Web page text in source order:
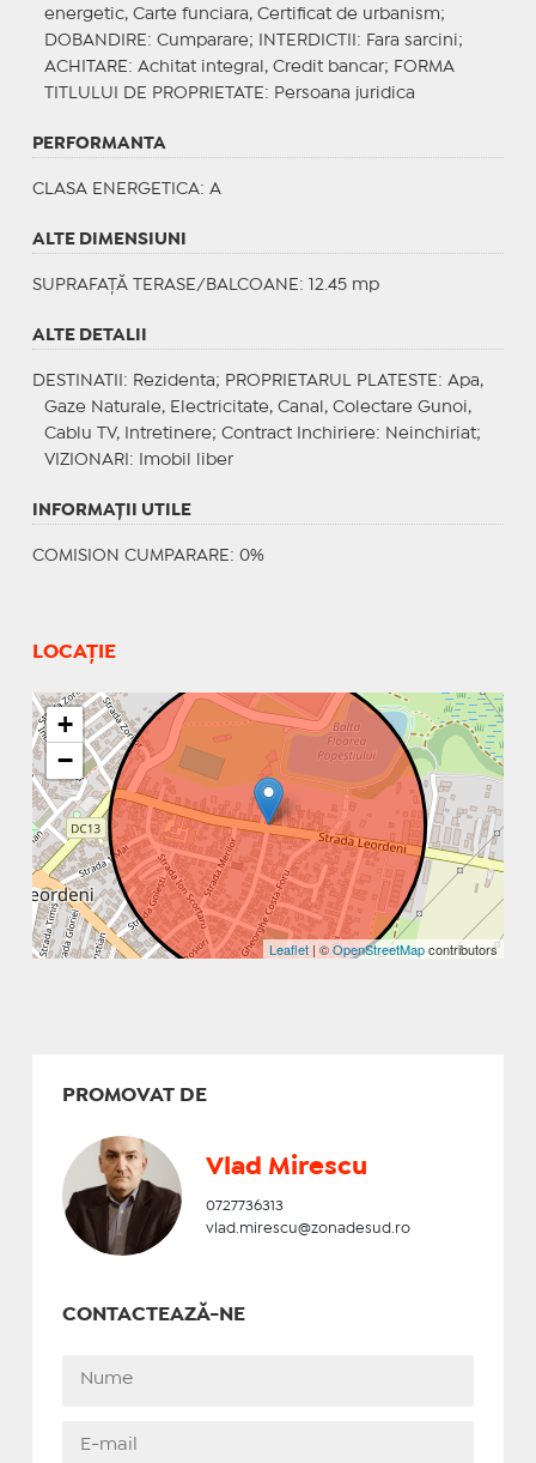
energetic, Carte funciara, Certificat de urbanism;
DOBANDIRE : Cumparare; INTERDICTII : Fara sarcini;
ACHITARE : Achitat integral, Credit bancar; FORMA
TITLULUI DE PROPRIETATE : Persoana juridica
PERFORMANTA
CLASA ENERGETICA: A
ALTE DIMENSIUNI
SUPRAFAȚĂ TERASE/BALCOANE: 12.45 mp
ALTE DETALII
DESTINATII : Rezidenta; PROPRIETARUL PLATESTE : Apa,
Gaze Naturale, Electricitate, Canal, Colectare Gunoi,
Cablu TV, Intretinere; Contract Inchiriere: Neinchiriat;
VIZIONARI : Imobil liber
INFORMAŢII UTILE
COMISION CUMPARARE: 0%
LOCAȚIE
+
−
Leaflet | ©OpenStreetMapcontributors
PROMOVAT DE
Vlad Mirescu
0727736313
vlad.mirescu@zonadesud.ro
CONTACTEAZĂ-NE